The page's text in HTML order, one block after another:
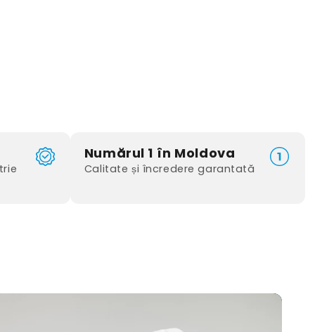
Numărul 1 în Moldova
Calitate și încredere garantată